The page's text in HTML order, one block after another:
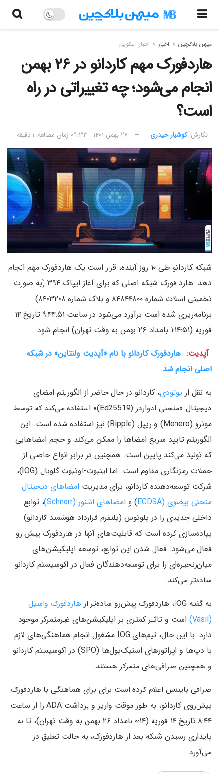
میهن بلاکچین اخبار اخبار آلتکوین
هاردفورک مهم کاردانو در ۲۶ بهمن
انجام می‌شود؛ چه تغییراتی در راه
است؟
نگارش:‌ کوشیار حیدری ۲۷ بهمن ۱۴۰۱ - ۰۹:۳۳ زمان مطالعه: ۱ دقیقه
شبکه کاردانو طی ۱۰ روز آینده، قرار است یک هاردفورک مهم انجام
دهد. هارد فورک شبکه اصلی که برای آغاز ایپاک ۳۹۴ (به صورت
تخمینی اسلات شماره ۸۴۸۴۴۸۰۰ و بلاک شماره ۸۴۰۳۲۰۸)
برنامه‌ریزی شده است برآورد می‌شود در ساعت ۹:۴۴:۵۱ تاریخ ۱۴
فوریه (۱:۱۴:۵۱ بامداد ۲۶ بهمن به وقت تهران) انجام شود.
آپدیت: هاردفورک کاردانو با نام «آپدیت ولنتاین» در شبکه
اصلی انجام شد
به نقل از یوتودی، کاردانو در حال حاضر از الگوریتم امضای
دیجیتال «منحنی ادواردز (Ed25519)» استفاده می‌کند که توسط
مونرو (Monero) و ریپل (Ripple) نیز استفاده شده است. این
الگوریتم تایید سریع امضاها را ممکن می‌کند و حجم امضاهایی
که تولید می‌کند پایین است. همچنین در برابر انواع خاصی از
حملات رمزنگاری مقاوم است. اما اینپوت-اوتپوت گلوبال (IOG)،
شرکت توسعه‌دهنده کاردانو، برای مدیریت امضاهای دیجیتال
منحنی بیضوی (ECDSA
) و امضاهای اشنور (Schnorr)
، توابع
داخلی جدیدی را در پلوتوس (پلتفرم قرارداد هوشمند کاردانو)
پیاده‌سازی کرده است که قابلیت‌های آنها در هاردفورک پیش رو
فعال می‌شود. فعال شدن این توابع، توسعه اپلیکیشن‌های
میان‌زنجیره‌ای را برای توسعه‌دهندگان فعال در اکوسیستم کاردانو
ساده‌تر می‌کند.
به گفته IOG، هاردفورک پیش‌رو ساده‌تر از
هاردفورک واسیل
(Vasil)
است و تاثیر کمتری بر اپلیکیشن‌های غیرمتمرکز موجود
دارد. با این حال، تیم‌های IOG مشغول انجام هماهنگی‌های لازم
با دپ‌ها و اپراتورهای استیک‌پول‌ها (SPO) در اکوسیستم کاردانو
و همچنین صرافی‌های متمرکز هستند.
صرافی بایننس اعلام کرده است برای برای هماهنگی با هاردفورک
پیش‌روی کاردانو، به طور موقت واریز و برداشت ADA را از ساعت
۸:۴۴ تاریخ ۱۴ فوریه (۰:۱۴ بامداد ۲۶ بهمن به وقت تهران)، تا به
پایداری رسیدن شبکه بعد از هاردفورک، به حالت تعلیق در
می‌آورد.